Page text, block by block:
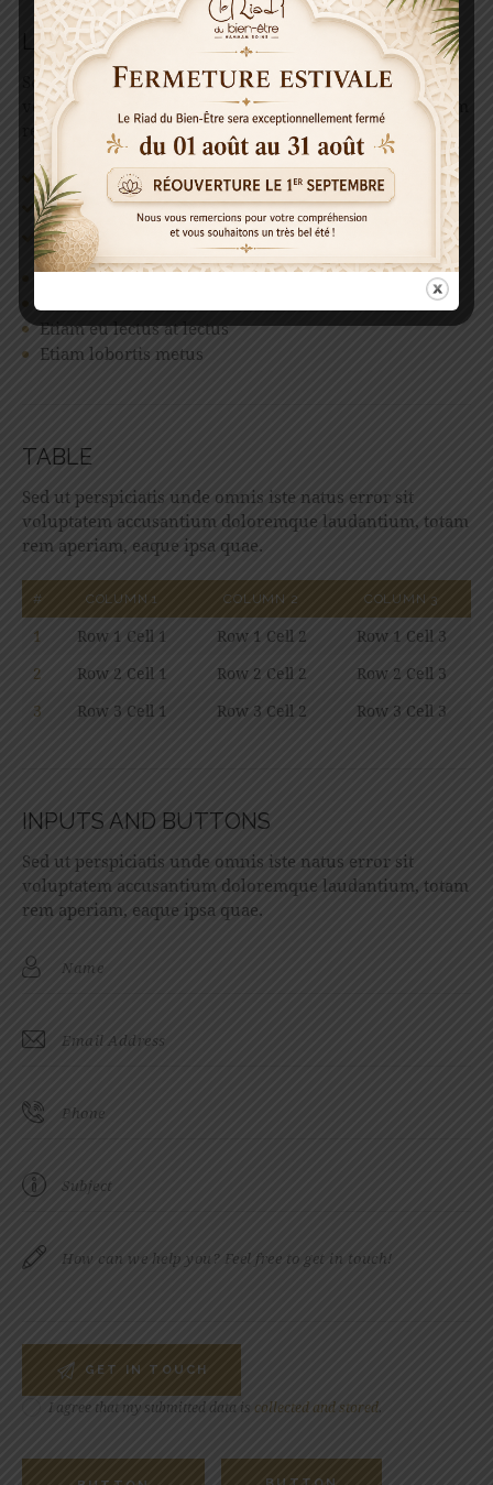
LIST STYLES
Sed ut perspiciatis unde omnis iste natus error sit
voluptatem accusantium doloremque laudantium, totam
rem aperiam, eaque ipsa quae.
Suspendisse dignissim
Nullam efficitur nunc
Etiam eu lectus at lectus
Suspendisse dignissim
Etiam eu lectus at lectus
Etiam lobortis metus
TABLE
Sed ut perspiciatis unde omnis iste natus error sit
voluptatem accusantium doloremque laudantium, totam
rem aperiam, eaque ipsa quae.
# COLUMN 1 COLUMN 2 COLUMN 3
1 Row 1 Cell 1 Row 1 Cell 2
Row 1 Cell 3
2
Row 2 Cell 1 Row 2 Cell 2
Row 2 Cell 3
3
Row 3 Cell 1 Row 3 Cell 2 Row 3 Cell 3
INPUTS AND BUTTONS
Sed ut perspiciatis unde omnis iste natus error sit
voluptatem accusantium doloremque laudantium, totam
rem aperiam, eaque ipsa quae.
I agree that my submitted data is collected and stored.